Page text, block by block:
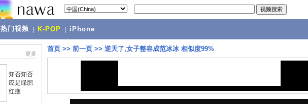
热门视频 K-POP iPhone
更多
知否知否
应是绿肥
红瘦
首页 >> 前一页 >> 逆天了,女子整容成范冰冰 相似度99%